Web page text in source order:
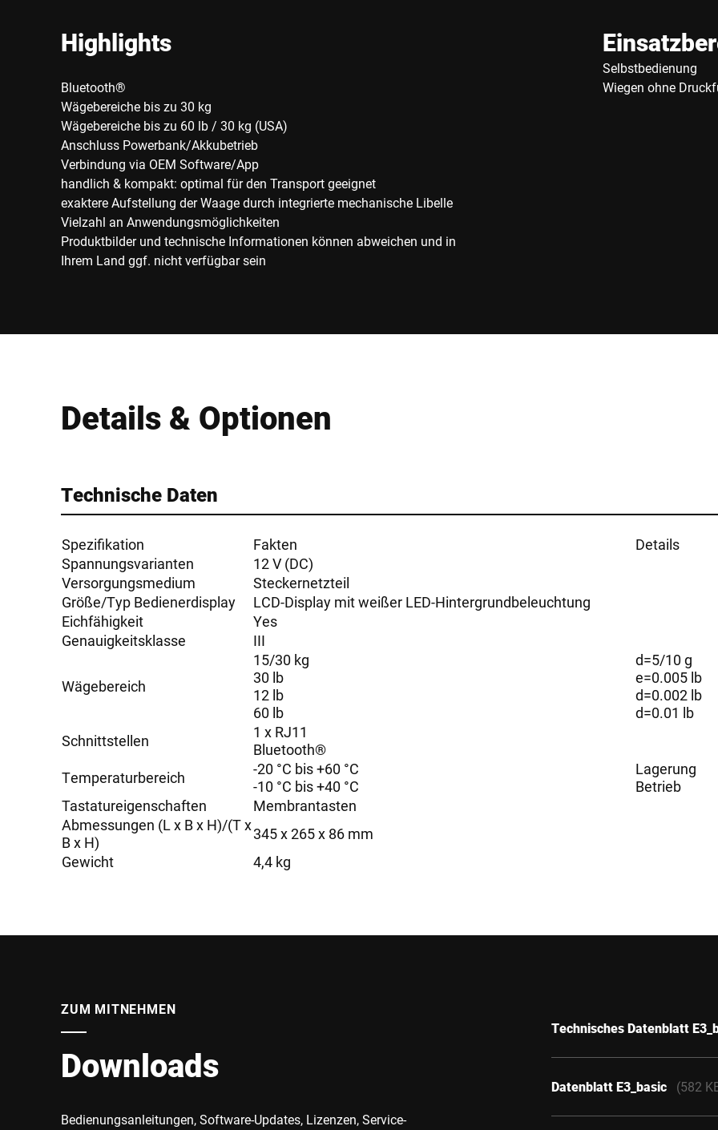
Highlights
Bluetooth®
Wägebereiche bis zu 30 kg
Wägebereiche bis zu 60 lb / 30 kg (USA)
Anschluss Powerbank/Akkubetrieb
Verbindung via OEM Software/App
handlich & kompakt: optimal für den Transport geeignet
exaktere Aufstellung der Waage durch integrierte mechanische Libelle
Vielzahl an Anwendungsmöglichkeiten
Produktbilder und technische Informationen können abweichen und in
Ihrem Land ggf. nicht verfügbar sein
Selbstbedienung
Wiegen ohne
Details & Optionen
Technische Daten
Spezifikation Fakten
Details
Spannungsvarianten
12 V (DC)
Versorgungsmedium
Steckernetzteil
Größe/Typ Bedienerdisplay
LCD-Display mit weißer LED-Hintergrundbeleuchtung
Eichfähigkeit
Yes
Genauigkeitsklasse
III
Wägebereich
15/30 kg
30 lb
12 lb
60 lb
d=5/10 g
e=0.005 lb
d=0.002 lb
d=0.01 lb
Schnittstellen
1 x RJ11
Bluetooth®
Temperaturbereich
-20 °C bis +60 °C
-10 °C bis +40 °C
Lagerung
Betrieb
Tastatureigenschaften
Membrantasten
Abmessungen (L x B x H)/(T x
B x H)
345 x 265 x 86 mm
Gewicht
4,4 kg
ZUM MITNEHMEN
Downloads
Bedienungsanleitungen, Software-Updates, Lizenzen, Service-
Technisches Datenblatt
Datenblatt E3_basic (582